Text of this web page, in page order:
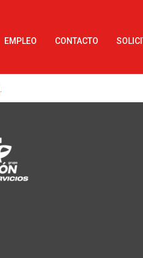
EMPLEO CONTACTO